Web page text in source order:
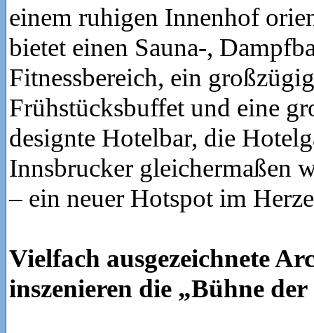
einem ruhigen Innenhof
bietet einen Sauna-,
Fitnessbereich, ein
Frühstücksbuffet und eine
designte Hotelbar, die
Innsbrucker gleichermaßen
– ein neuer Hotspot im
Vielfach ausgezeichnete
inszenieren die „Bühne